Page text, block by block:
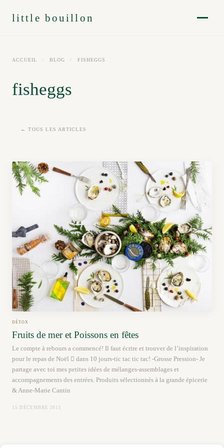
little bouillon
ACCUEIL / BLOG / FISHEGGS
fisheggs
← TOUS LES ARTICLES
DÉTOX
Fruits de mer et Poissons en fêtes
Le compte à rebours a commencé! Il faut écrire et trouver de l’inspiration
pour le repas de Noël  dans 10 jours-tic tac tic tac! -Grosse Pression- Je
partage avec toi mes petites idées de mélanges-assemblages et
accompagnements des entrées. Produits sélectionnés à la grande épicerie
& Anne-Marie Cantin
15 DÉCEMBRE 2015